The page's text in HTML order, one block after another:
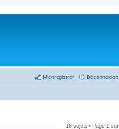
Déconnexion
M’enregistrer
18 sujets • Page 1 sur